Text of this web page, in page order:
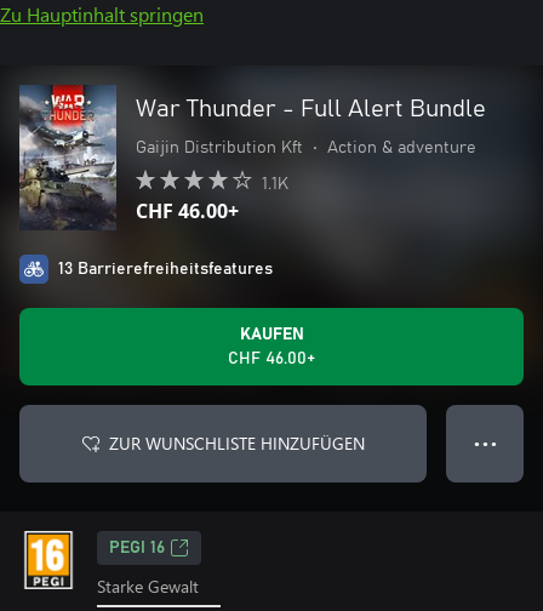
Zu Hauptinhalt springen
War Thunder - Full Alert Bundle
Gaijin Distribution Kft • Action & adventure
1.1K
CHF 46.00+
13 Barrierefreiheitsfeatures
KAUFEN
CHF 46.00+
ZUR WUNSCHLISTE HINZUFÜGEN ● ● ●
PEGI 16
Starke Gewalt